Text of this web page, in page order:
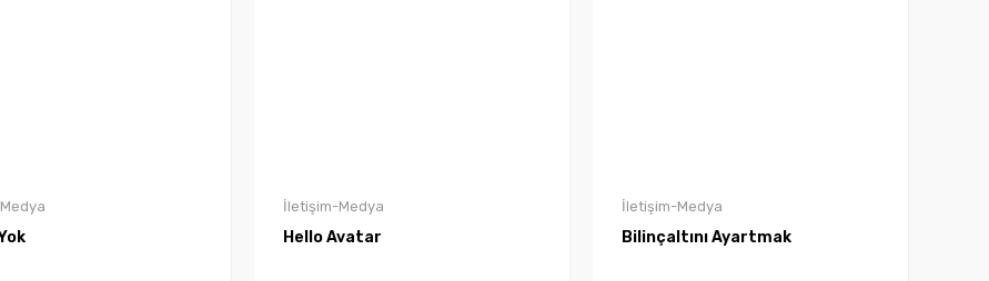
İletişim-Medya
Hello Avatar
İletişim-Medya
Bilinçaltını Ayartmak